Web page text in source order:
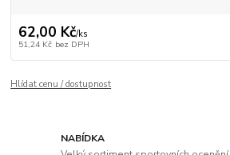
62,00 Kč/ks
51,24 Kč bez DPH
Hlídat cenu / dostupnost
NABÍDKA